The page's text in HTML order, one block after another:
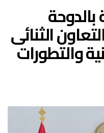
الثنائى
والتطورات